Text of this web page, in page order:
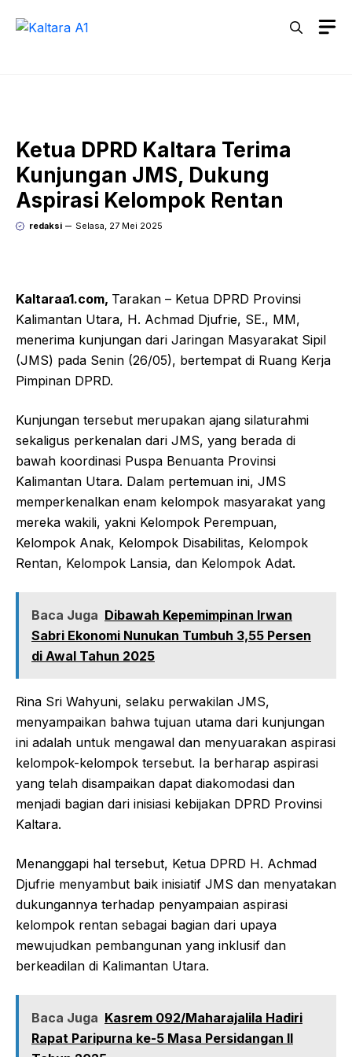
Ketua DPRD Kaltara Terima
Kunjungan JMS, Dukung
Aspirasi Kelompok Rentan
redaksi Selasa, 27 Mei 2025
Kaltaraa1.com, Tarakan – Ketua DPRD Provinsi
Kalimantan Utara, H. Achmad Djufrie, SE., MM,
menerima kunjungan dari Jaringan Masyarakat Sipil
(JMS) pada Senin (26/05), bertempat di Ruang Kerja
Pimpinan DPRD.
Kunjungan tersebut merupakan ajang silaturahmi
sekaligus perkenalan dari JMS, yang berada di
bawah koordinasi Puspa Benuanta Provinsi
Kalimantan Utara. Dalam pertemuan ini, JMS
memperkenalkan enam kelompok masyarakat yang
mereka wakili, yakni Kelompok Perempuan,
Kelompok Anak, Kelompok Disabilitas, Kelompok
Rentan, Kelompok Lansia, dan Kelompok Adat.
Baca Juga Dibawah Kepemimpinan Irwan
Sabri Ekonomi Nunukan Tumbuh 3,55 Persen
di Awal Tahun 2025
Rina Sri Wahyuni, selaku perwakilan JMS,
menyampaikan bahwa tujuan utama dari kunjungan
ini adalah untuk mengawal dan menyuarakan aspirasi
kelompok-kelompok tersebut. Ia berharap aspirasi
yang telah disampaikan dapat diakomodasi dan
menjadi bagian dari inisiasi kebijakan DPRD Provinsi
Kaltara.
Menanggapi hal tersebut, Ketua DPRD H. Achmad
Djufrie menyambut baik inisiatif JMS dan menyatakan
dukungannya terhadap penyampaian aspirasi
kelompok rentan sebagai bagian dari upaya
mewujudkan pembangunan yang inklusif dan
berkeadilan di Kalimantan Utara.
Baca Juga Kasrem 092/Maharajalila Hadiri
Rapat Paripurna ke-5 Masa Persidangan II